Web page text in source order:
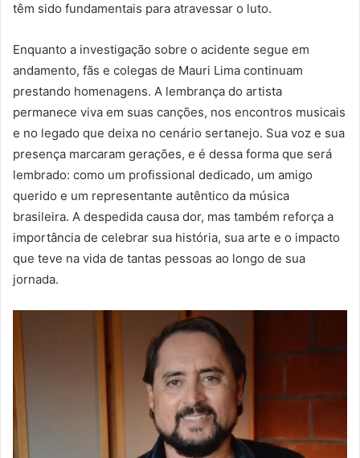
têm sido fundamentais para atravessar o luto.
Enquanto a investigação sobre o acidente segue em
andamento, fãs e colegas de Mauri Lima continuam
prestando homenagens. A lembrança do artista
permanece viva em suas canções, nos encontros musicais
e no legado que deixa no cenário sertanejo. Sua voz e sua
presença marcaram gerações, e é dessa forma que será
lembrado: como um profissional dedicado, um amigo
querido e um representante autêntico da música
brasileira. A despedida causa dor, mas também reforça a
importância de celebrar sua história, sua arte e o impacto
que teve na vida de tantas pessoas ao longo de sua
jornada.